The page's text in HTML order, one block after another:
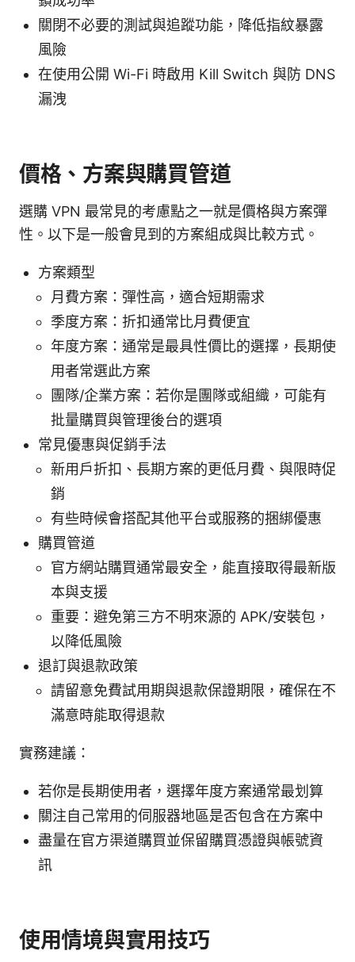
關閉不必要的測試與追蹤功能，降低指紋暴露
風險
在使用公開 Wi-Fi 時啟用 Kill Switch 與防 DNS
漏洩
價格、方案與購買管道
選購 VPN 最常見的考慮點之一就是價格與方案彈
性。以下是一般會見到的方案組成與比較方式。
方案類型
月費方案：彈性高，適合短期需求
季度方案：折扣通常比月費便宜
年度方案：通常是最具性價比的選擇，長期使
用者常選此方案
團隊/企業方案：若你是團隊或組織，可能有
批量購買與管理後台的選項
常見優惠與促銷手法
新用戶折扣、長期方案的更低月費、與限時促
銷
有些時候會搭配其他平台或服務的捆綁優惠
購買管道
官方網站購買通常最安全，能直接取得最新版
本與支援
重要：避免第三方不明來源的 APK/安裝包，
以降低風險
退訂與退款政策
請留意免費試用期與退款保證期限，確保在不
滿意時能取得退款
實務建議：
若你是長期使用者，選擇年度方案通常最划算
關注自己常用的伺服器地區是否包含在方案中
盡量在官方渠道購買並保留購買憑證與帳號資
訊
使用情境與實用技巧